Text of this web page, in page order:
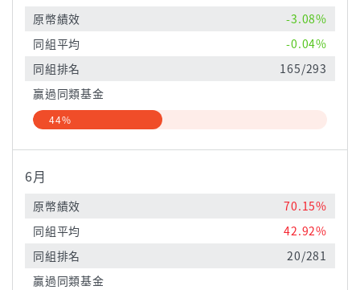
原幣績效
-3.08%
同組平均
-0.04%
同組排名
165/293
贏過同類基金
44%
6月
原幣績效
70.15%
同組平均
42.92%
同組排名
20/281
贏過同類基金